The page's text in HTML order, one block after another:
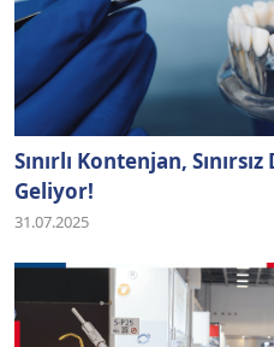
Sınırlı Kontenjan,
Geliyor!
31.07.2025